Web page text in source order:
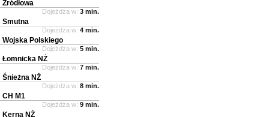
Źródłowa
Dojeżdża w: 3 min.
Smutna
Dojeżdża w: 4 min.
Wojska Polskiego
Dojeżdża w: 5 min.
Łomnicka NŻ
Dojeżdża w: 7 min.
Śnieżna NŻ
Dojeżdża w: 8 min.
CH M1
Dojeżdża w: 9 min.
Kerna NŻ